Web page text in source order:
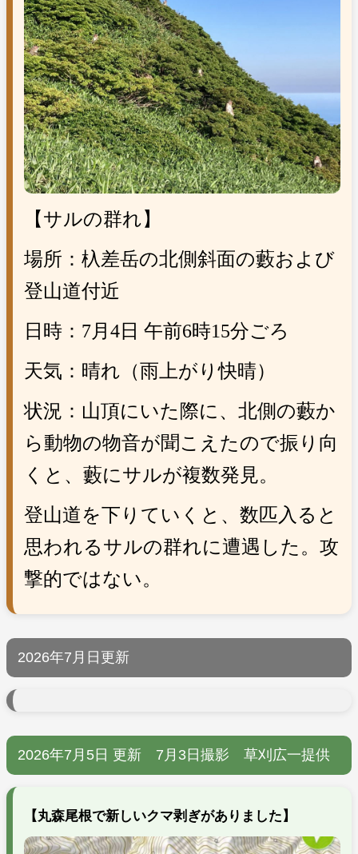
【サルの群れ】
場所：杁差岳の北側斜面の藪および
登山道付近
日時： 7月 4日 午前6時15分ごろ
天気：晴れ（雨上がり快晴）
状況：山頂にいた際に、北側の藪か
ら動物の物音が聞こえたので振り向
くと、藪にサルが複数発見。
登山道を下りていくと、数匹入ると
思われるサルの群れに遭遇した。攻
撃的ではない。
2026年7月日更新
2026年7月5日 更新 7月3日撮影 草刈広一提供
【丸森尾根で新しいクマ剥ぎがありました】